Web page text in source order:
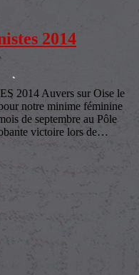
2014
2014 Auvers sur Oise le
notre minime féminine
de septembre au Pôle
victoire lors de…